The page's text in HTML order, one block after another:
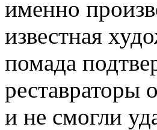
именно
известная
помада
реставраторы
и не смогли